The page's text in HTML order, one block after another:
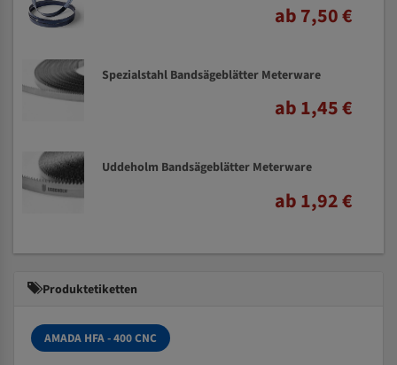
ab 7,50 €
Spezialstahl Bandsägeblätter Meterware
ab 1,45 €
Uddeholm Bandsägeblätter Meterware
ab 1,92 €
Produktetiketten
AMADA HFA - 400 CNC